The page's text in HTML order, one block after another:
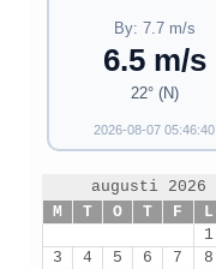
By: 7.7 m/s
6.5 m/s
22° (N)
2026-08-07 05:46:40
augusti 2026
M
T O T F L
1
3
4 5 6 7 8